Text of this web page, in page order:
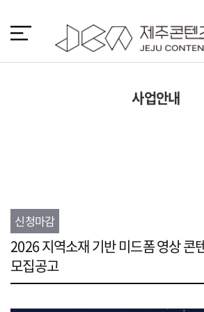
바
가
사업안내
신청마감
2026 지역소재 기반 미드폼 영상 콘
모집공고